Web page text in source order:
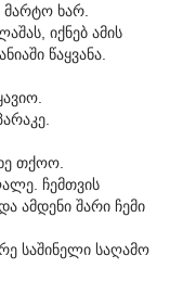
ხარ.
იქნებ ამის
წაყვანა.
თქოო.
ჩემთვის
ამდენი შარი ჩემი
საშინელი საღამო